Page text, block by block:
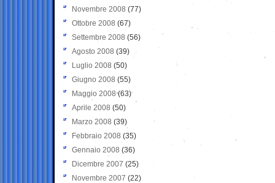
Novembre 2008 (77)
Ottobre 2008 (67)
Settembre 2008 (56)
Agosto 2008 (39)
Luglio 2008 (50)
Giugno 2008 (55)
Maggio 2008(63)
Aprile 2008 (50)
Marzo 2008 (39)
Febbraio 2008 (35)
Gennaio 2008 (36)
Dicembre 2007 (25)
Novembre 2007 (22)